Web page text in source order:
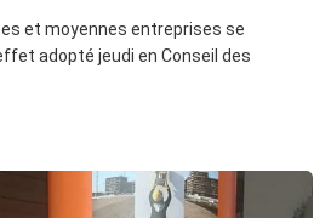
et moyennes entreprises se
adopté jeudi en Conseil des